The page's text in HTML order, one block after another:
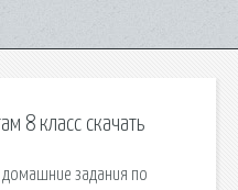
8 класс скачать
домашние задания по